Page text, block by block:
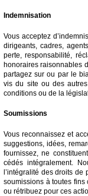
Indemnisation
Vous acceptez
dirigeants, cadres,
perte, responsabilité,
honoraires raisonnables
partagez sur ou par le
vis du site ou des
conditions ou de la
Soumissions
Vous reconnaissez et
suggestions, idées,
fournissez, ne
cédés intégralement.
l’intégralité des droits de
soumissions à toutes fins
ou rétribuez pour ces